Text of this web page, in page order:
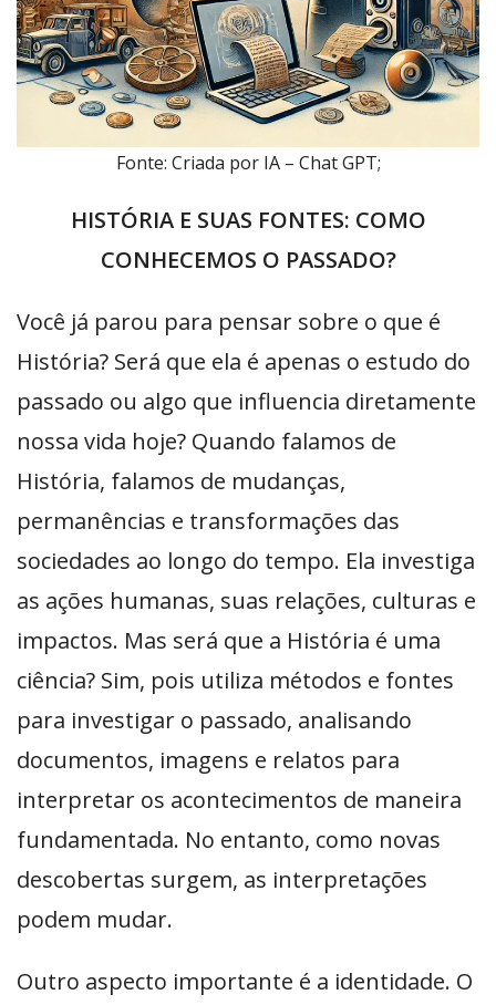
Fonte: Criada por IA – Chat GPT;
HISTÓRIA E SUAS FONTES: COMO
CONHECEMOS O PASSADO?
Você já parou para pensar sobre o que é
História? Será que ela é apenas o estudo do
passado ou algo que influencia diretamente
nossa vida hoje? Quando falamos de
História, falamos de mudanças,
permanências e transformações das
sociedades ao longo do tempo. Ela investiga
as ações humanas, suas relações, culturas e
impactos. Mas será que a História é uma
ciência? Sim, pois utiliza métodos e fontes
para investigar o passado, analisando
documentos, imagens e relatos para
interpretar os acontecimentos de maneira
fundamentada. No entanto, como novas
descobertas surgem, as interpretações
podem mudar.
Outro aspecto importante é a identidade. O